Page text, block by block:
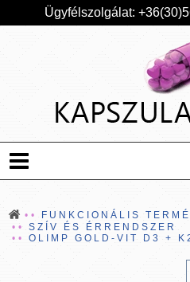
Ügyfélszolgálat:
FUNKCIONÁLIS
SZÍV ÉS ÉRRENDSZER
OLIMP GOLD-VIT D3 +